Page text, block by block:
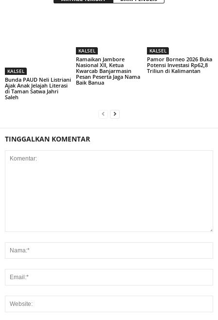
KALSEL
Bunda PAUD Neli Listriani
Ajak Anak Jelajah Literasi
di Taman Satwa Jahri
Saleh
KALSEL
Ramaikan Jambore
Nasional XII, Ketua
Kwarcab Banjarmasin
Pesan Peserta Jaga Nama
Baik Banua
KALSEL
Pamor Borneo 2026 Buka
Potensi Investasi Rp62,8
Triliun di Kalimantan
TINGGALKAN KOMENTAR